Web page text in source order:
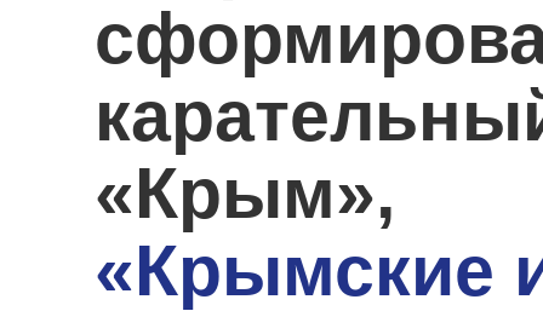
«Крымские